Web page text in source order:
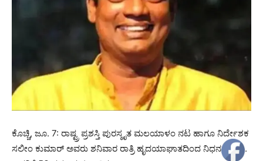
ಕೊಚ್ಚಿ, ಜೂ. 7: ರಾಷ್ಟ್ರ ಪ್ರಶಸ್ತಿ ಪುರಸ್ಕೃತ ಮಲಯಾಳಂ ನಟ ಹಾಗೂ ನಿರ್ದೇಶಕ
ಸಲೀಂ‌‌ ಕುಮಾರ್ ಅವರು ಶನಿವಾರ ರಾತ್ರಿ ಹೃದಯಾಘಾತದಿಂದ ನಿಧನರಾದರು.